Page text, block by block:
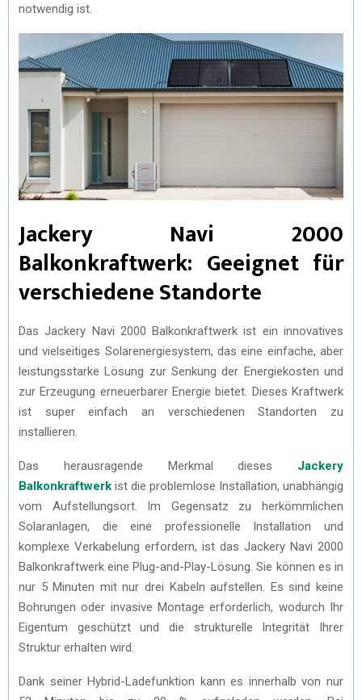
notwendig ist.
Jackery Navi 2000
Balkonkraftwerk: Geeignet für
verschiedene Standorte
Das Jackery Navi 2000 Balkonkraftwerk ist ein innovatives
und vielseitiges Solarenergiesystem, das eine einfache, aber
leistungsstarke Lösung zur Senkung der Energiekosten und
zur Erzeugung erneuerbarer Energie bietet. Dieses Kraftwerk
ist super einfach an verschiedenen Standorten zu
installieren.
Das herausragende Merkmal dieses Jackery
Balkonkraftwerk ist die problemlose Installation, unabhängig
vom Aufstellungsort. Im Gegensatz zu herkömmlichen
Solaranlagen, die eine professionelle Installation und
komplexe Verkabelung erfordern, ist das Jackery Navi 2000
Balkonkraftwerk eine Plug-and-Play-Lösung. Sie können es in
nur 5 Minuten mit nur drei Kabeln aufstellen. Es sind keine
Bohrungen oder invasive Montage erforderlich, wodurch Ihr
Eigentum geschützt und die strukturelle Integrität Ihrer
Struktur erhalten wird.
Dank seiner Hybrid-Ladefunktion kann es innerhalb von nur